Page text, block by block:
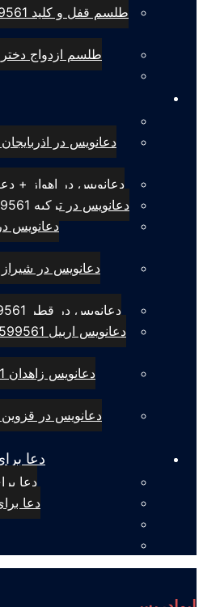
طلسم ازدواج دختر در یک
دعانویس در اهواز + دعانویس
دعانویس در ترکیه 09924599561 + دعانویس ترکیه
دعانویس
دعانویس در قطر 09924599561 + دعانویس قطر
دعا
دعا
دعا